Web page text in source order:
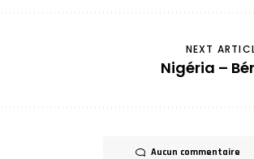
NEXT
Nigéria –
Aucun commentaire